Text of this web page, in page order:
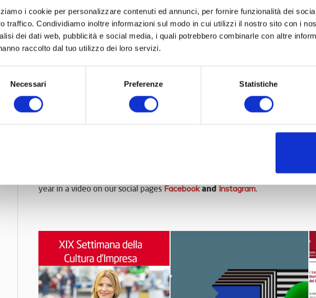
i cookie per personalizzare contenuti ed annunci, per fornire funzionalità dei
traffico. Condividiamo inoltre informazioni sul modo in cui utilizzi il nostro sito con i
dei dati web, pubblicità e social media, i quali potrebbero combinarle con altre
raccolto dal tuo utilizzo dei loro servizi.
Necessari Preferenze Statistiche
to sensitize business
CAPITAL ITALY. The business culture for pur
, talks about business culture
year in a video on our social pagesFacebookand Instagram.